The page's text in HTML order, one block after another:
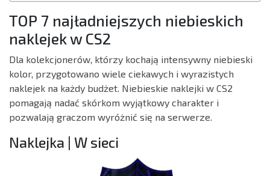
TOP 7 najładniejszych niebieskich
naklejek w CS2
Dla kolekcjonerów, którzy kochają intensywny niebieski
kolor, przygotowano wiele ciekawych i wyrazistych
naklejek na każdy budżet. Niebieskie naklejki w CS2
pomagają nadać skórkom wyjątkowy charakter i
pozwalają graczom wyróżnić się na serwerze.
Naklejka | W sieci